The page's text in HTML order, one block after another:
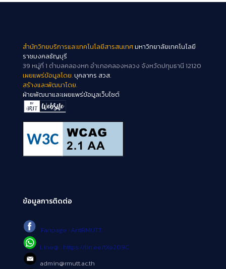
สำนักวิทยบริการและเทคโนโลยีสารสนเทศมหาวิทยาลัยเทคโนโลยี
ราชมงคลธัญบุรี
39 หมู่ที่ 1 ตำบลคลองหก อำเภอคลองหลวง จังหวัดปทุมธานี 12120
เผยแพร่ข้อมูลโดย.บุคลากร สวส.
สร้างและพัฒนาโดย.
ฝ่ายพัฒนาและเผยแพร่ข้อมูลเว็บไซต์
ข้อมูลการติดต่อ
Fanpage : AritRMUTT
Line@ : https://lin.ee/tXe209C
admin@rmutt.ac.th